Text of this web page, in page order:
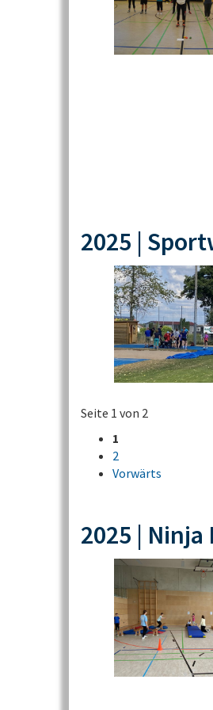
2025 |
Seite 1 von 2
1
2
Vorwärts
2025 | Ninja